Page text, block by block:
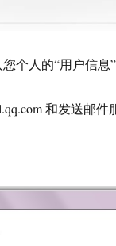
个人的“用户信
和发送邮件